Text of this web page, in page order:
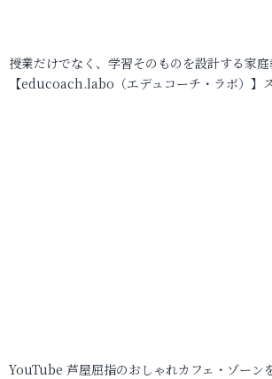
授業だけでなく、学習そのものを設計する家
【educoach.labo（エデュコーチ・ラボ）】
YouTube 芦屋屈指のおしゃれカフェ・ゾーン